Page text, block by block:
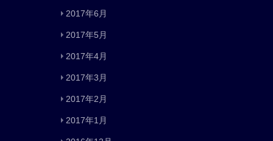
2017年6月
2017年5月
2017年4月
2017年3月
2017年2月
2017年1月